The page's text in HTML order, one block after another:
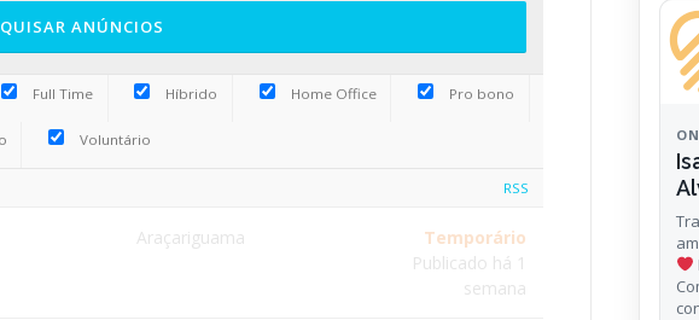
Full Time Híbrido Home Office Pro bono
Voluntário
RSS
Araçariguama
Temporário
Publicado há 1
semana